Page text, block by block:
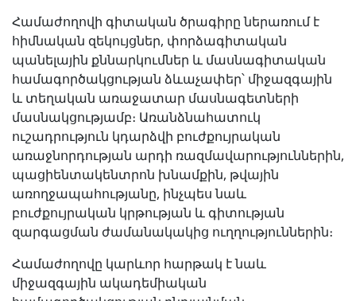
Համաժողովի գիտական ծրագիրը ներառում է
հիմնական զեկույցներ, փորձագիտական
պանելային քննարկումներ և մասնագիտական
համագործակցության ձևաչափեր՝ միջազգային
և տեղական առաջատար մասնագետների
մասնակցությամբ։ Առանձնահատուկ
ուշադրություն կդարձվի բուժքույրական
առաջնորդության արդի ռազմավարություններին,
պացիենտակենտրոն խնամքին, թվային
առողջապահությանը, ինչպես նաև
բուժքույրական կրթության և գիտության
զարգացման ժամանակակից ուղղություններին։
Համաժողովը կարևոր հարթակ է նաև
միջազգային ակադեմիական